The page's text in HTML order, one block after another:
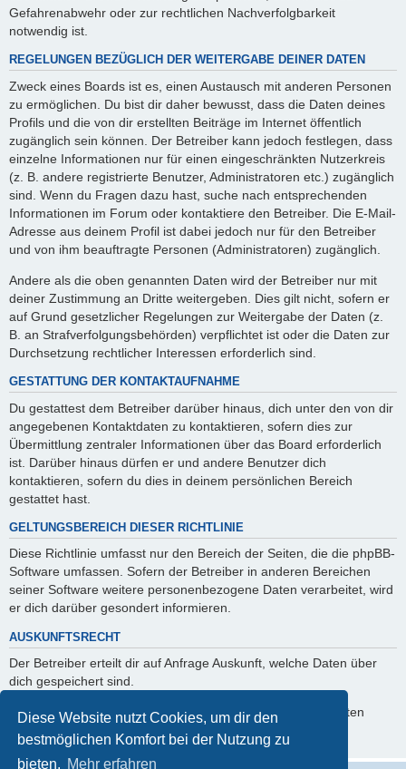
Diese Website nutzt Cookies, um dir den
bestmöglichen Komfort bei der Nutzung zu
bieten. Mehr erfahren
Gefahrenabwehr oder zur rechtlichen Nachverfolgbarkeit
notwendig ist.
REGELUNGEN BEZÜGLICH DER WEITERGABE DEINER DATEN
Zweck eines Boards ist es, einen Austausch mit anderen Personen
zu ermöglichen. Du bist dir daher bewusst, dass die Daten deines
Profils und die von dir erstellten Beiträge im Internet öffentlich
zugänglich sein können. Der Betreiber kann jedoch festlegen, dass
einzelne Informationen nur für einen eingeschränkten Nutzerkreis
(z. B. andere registrierte Benutzer, Administratoren etc.) zugänglich
sind. Wenn du Fragen dazu hast, suche nach entsprechenden
Informationen im Forum oder kontaktiere den Betreiber. Die E-Mail-
Adresse aus deinem Profil ist dabei jedoch nur für den Betreiber
und von ihm beauftragte Personen (Administratoren) zugänglich.
Andere als die oben genannten Daten wird der Betreiber nur mit
deiner Zustimmung an Dritte weitergeben. Dies gilt nicht, sofern er
auf Grund gesetzlicher Regelungen zur Weitergabe der Daten (z.
B. an Strafverfolgungsbehörden) verpflichtet ist oder die Daten zur
Durchsetzung rechtlicher Interessen erforderlich sind.
GESTATTUNG DER KONTAKTAUFNAHME
Du gestattest dem Betreiber darüber hinaus, dich unter den von dir
angegebenen Kontaktdaten zu kontaktieren, sofern dies zur
Übermittlung zentraler Informationen über das Board erforderlich
ist. Darüber hinaus dürfen er und andere Benutzer dich
kontaktieren, sofern du dies in deinem persönlichen Bereich
gestattet hast.
GELTUNGSBEREICH DIESER RICHTLINIE
Diese Richtlinie umfasst nur den Bereich der Seiten, die die phpBB-
Software umfassen. Sofern der Betreiber in anderen Bereichen
seiner Software weitere personenbezogene Daten verarbeitet, wird
er dich darüber gesondert informieren.
AUSKUNFTSRECHT
Der Betreiber erteilt dir auf Anfrage Auskunft, welche Daten über
dich gespeichert sind.
Du kannst jederzeit die Löschung bzw. Sperrung deiner Daten
verlangen. Kontaktiere hierzu bitte den Betreiber.